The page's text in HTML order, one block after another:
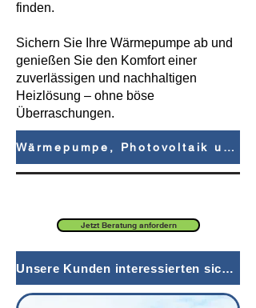
finden.
Sichern Sie Ihre Wärmepumpe ab und
genießen Sie den Komfort einer
zuverlässigen und nachhaltigen
Heizlösung – ohne böse
Überraschungen.
Wärmepumpe, Photovoltaik und co: Erneuerbare Energien richtig absichern
Jetzt Beratung anfordern
Unsere Kunden interessierten sich